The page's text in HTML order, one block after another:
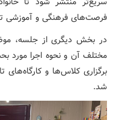
فرصت‌های فرهنگی و آموزشی
در بخش دیگری از جلسه،
مختلف آن و نحوه اجرا مورد
برگزاری کلاس‌ها و کارگاه‌های
شد.